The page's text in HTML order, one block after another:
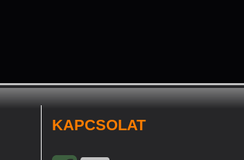
KAPCSOLAT